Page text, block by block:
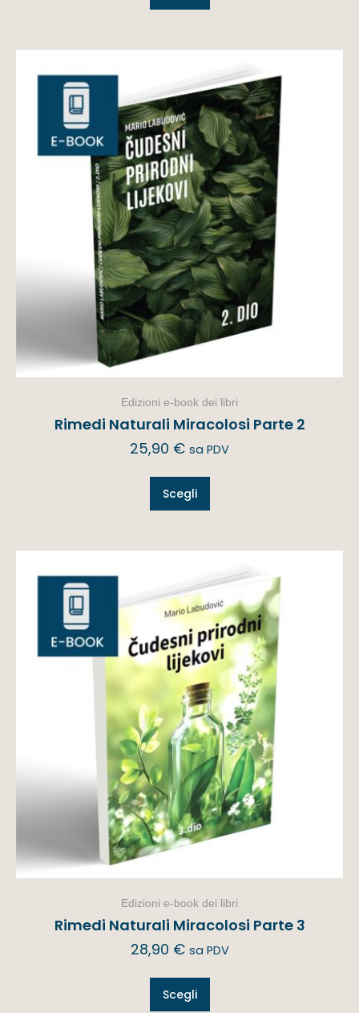
Edizioni e-book dei libri
Rimedi Naturali Miracolosi Parte 2
25,90 € sa PDV
Scegli
Edizioni e-book dei libri
Rimedi Naturali Miracolosi Parte 3
28,90 € sa PDV
Scegli